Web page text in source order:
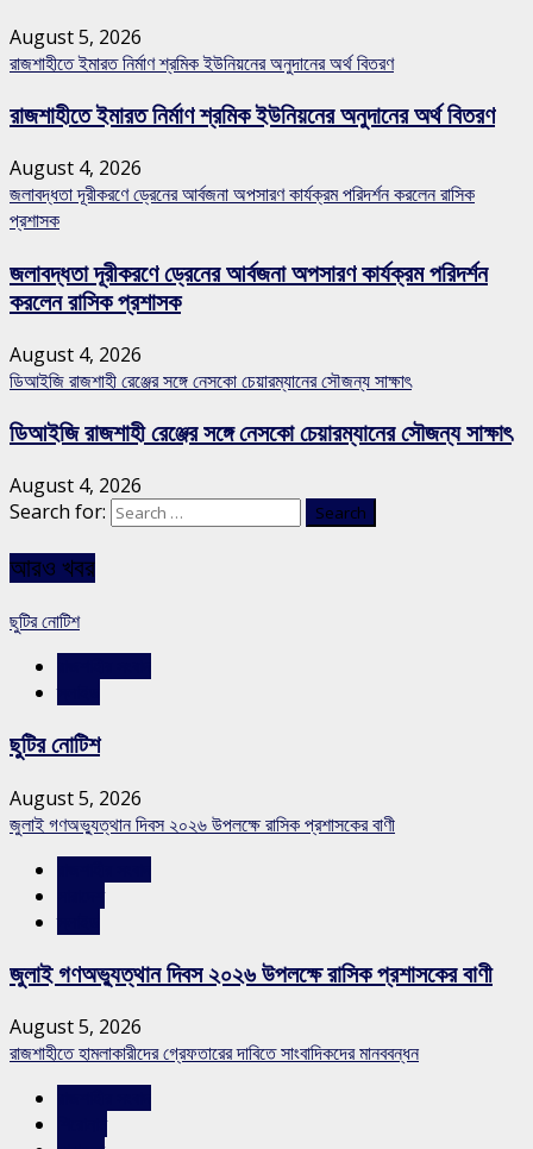
August 5, 2026
রাজশাহীতে ইমারত নির্মাণ শ্রমিক ইউনিয়নের অনুদানের অর্থ বিতরণ
রাজশাহীতে ইমারত নির্মাণ শ্রমিক ইউনিয়নের অনুদানের অর্থ বিতরণ
August 4, 2026
জলাবদ্ধতা দূরীকরণে ড্রেনের আর্বজনা অপসারণ কার্যক্রম পরিদর্শন করলেন রাসিক
প্রশাসক
জলাবদ্ধতা দূরীকরণে ড্রেনের আর্বজনা অপসারণ কার্যক্রম পরিদর্শন
করলেন রাসিক প্রশাসক
August 4, 2026
ডিআইজি রাজশাহী রেঞ্জের সঙ্গে নেসকো চেয়ারম্যানের সৌজন্য সাক্ষাৎ
ডিআইজি রাজশাহী রেঞ্জের সঙ্গে নেসকো চেয়ারম্যানের সৌজন্য সাক্ষাৎ
August 4, 2026
Search for:
আরও খবর
ছুটির নোটিশ
ছুটির নোটিশ
August 5, 2026
জুলাই গণঅভ্যুত্থান দিবস ২০২৬ উপলক্ষে রাসিক প্রশাসকের বাণী
জুলাই গণঅভ্যুত্থান দিবস ২০২৬ উপলক্ষে রাসিক প্রশাসকের বাণী
August 5, 2026
রাজশাহীতে হামলাকারীদের গ্রেফতারের দাবিতে সাংবাদিকদের মানববন্ধন